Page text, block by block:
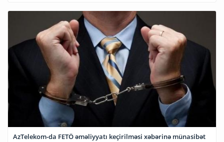
AzTelekom-da FETÖ əməliyyatı keçirilməsi xəbərinə münasibət